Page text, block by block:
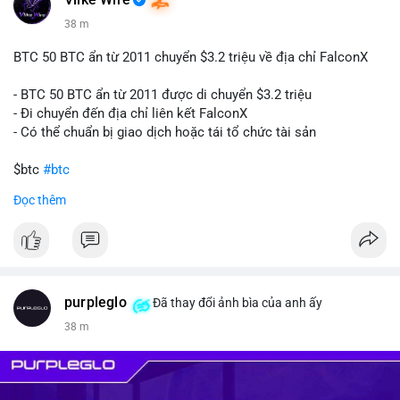
38 m
BTC 50 BTC ẩn từ 2011 chuyển $3.2 triệu về địa chỉ FalconX
- BTC 50 BTC ẩn từ 2011 được di chuyển $3.2 triệu
- Đi chuyển đến địa chỉ liên kết FalconX
- Có thể chuẩn bị giao dịch hoặc tái tổ chức tài sản
$btc #btc
#vlikevn
📰 Nguồn: CoinDesk
Đọc thêm
purpleglo Đã thay đổi ảnh bìa của anh ấy
38 m